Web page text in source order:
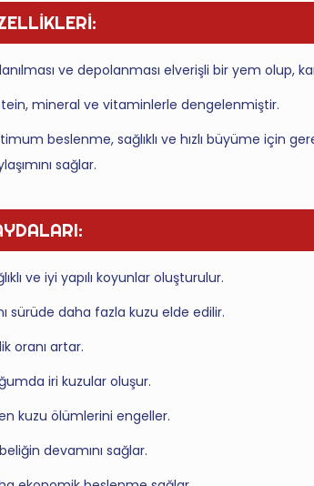
ve depolanması elverişli bir yem olup,
mineral ve vitaminlerle dengelenmiştir.
beslenme, sağlıklı ve hızlı büyüme için
sağlar.
ve iyi yapılı koyunlar oluşturulur.
sürüde daha fazla kuzu elde edilir.
oranı artar.
iri kuzular oluşur.
kuzu ölümlerini engeller.
devamını sağlar.